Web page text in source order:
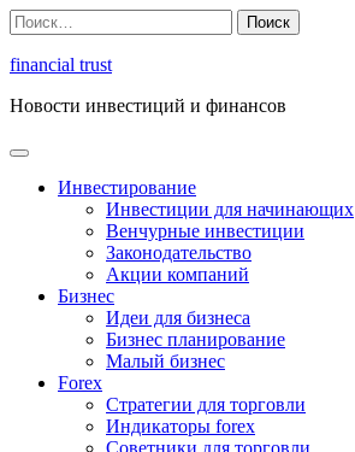
Перейти
к
содержимому
Найти:
financial trust
Новости инвестиций и финансов
Инвестирование
Инвестиции для начинающих
Венчурные инвестиции
Законодательство
Акции компаний
Бизнес
Идеи для бизнеса
Бизнес планирование
Малый бизнес
Forex
Стратегии для торговли
Индикаторы forex
Советники для торговли